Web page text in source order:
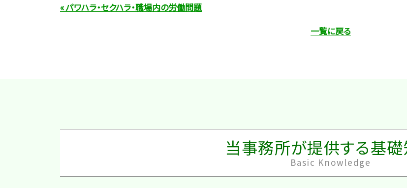
« パワハラ・セクハラ・職場内の労働問題
一覧に戻る
当事務所が提供する基
Basic Knowledge